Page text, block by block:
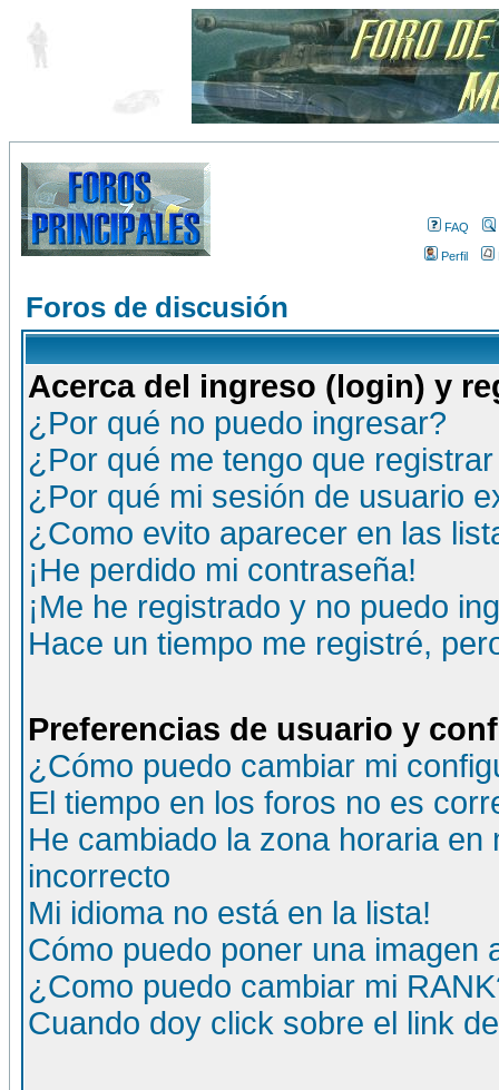
FAQ
Perfil
Foros de discusión
Acerca del ingreso (login) y
¿Por qué no puedo ingresar?
¿Por qué me tengo que
¿Por qué mi sesión de usuario
¿Como evito aparecer en las
¡He perdido mi contraseña!
¡Me he registrado y no puedo
Hace un tiempo me registré,
Preferencias de usuario y
¿Cómo puedo cambiar mi
El tiempo en los foros no es
He cambiado la zona horaria
incorrecto
Mi idioma no está en la lista!
Cómo puedo poner una imagen
¿Como puedo cambiar mi
Cuando doy click sobre el link